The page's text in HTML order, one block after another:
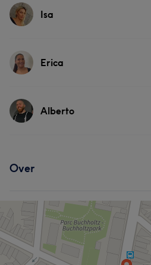
Wat onze klanten zeggen over
Behandelingen
Isa
Behandelingen
Wat onze klanten zeggen over
Oplettend
Erica
Behandelingen
Alberto
Wat onze klanten zeggen over
Getalenteerd 22 Professioneel
Gedetailleerd 16
Over